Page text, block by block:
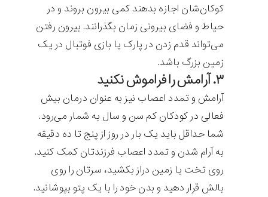
کوکان‌شان اجازه بدهند کمی بیرون بروند و در
حیاط و فضای بیرونی زمان بگذرانند. بیرون رفتن
می‌تواند قدم زدن در پارک یا بازی فوتبال در یک
زمین بزرگ باشد.
۳. آرامش را فراموش نکنید
آرامش و تمدد اعصاب نیز به عنوان درمان بیش
فعالی در کودکان کم سن و سال به شمار می‌رود.
شما حداقل باید یک بار در روز از پنج تا ده دقیقه
به آرام شدن و تمدد اعصاب فرزندتان کمک کنید.
روی تخت یا زمین دراز بکشید، سرتان را روی
بالش قرار دهید و بدن خود را با یک پتو بپوشانید.